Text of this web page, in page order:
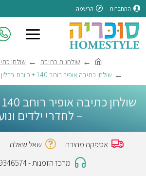
התחברות הרשמה
שולחנות כתיבה
שולחן
שולחן כתיבה אופיר רוחב 140 + כוורת ברלין – לחדרי ילדים ונוער
– לחדרי ילדים
אספקה מהירה שאל שאלה
מרכז הזמנות - 03-9346574